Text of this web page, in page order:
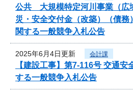
公共 大規模特定河川事業（
災・安全交付金（改築）（債務
関する一般競争入札公告
2025年6月4日更新 会計課
【建設工事】第7-116号 交通安
する一般競争入札公告